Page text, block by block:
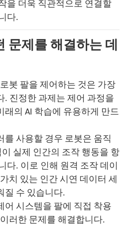
을 더욱 직관적으로 연결할
다.
문제를 해결하는 데
봇 팔을 제어하는 ​​것은 가장
. 진정한 과제는 제어 과정을
래의 AI 학습에 유용하게 만드
를 사용할 경우 로봇은 움직
실제 인간의 조작 행동을 항
다. 이로 인해 원격 조작 데이
치 있는 인간 시연 데이터 세
질 수 있습니다.
어 시스템을 팔에 직접 착용
러한 문제를 해결합니다.